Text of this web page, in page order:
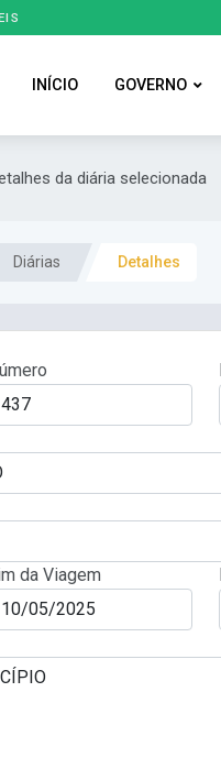
INÍCIO GOVERNO
da diária selecionada
Diárias Detalhes
da Viagem